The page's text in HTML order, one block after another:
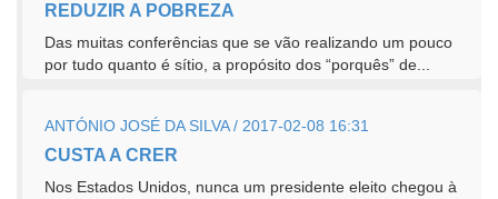
REDUZIR A POBREZA
Das muitas conferências que se vão realizando um pouco
por tudo quanto é sítio, a propósito dos “porquês” de...
ANTÓNIO JOSÉ DA SILVA / 2017-02-08 16:31
CUSTA A CRER
Nos Estados Unidos, nunca um presidente eleito chegou à